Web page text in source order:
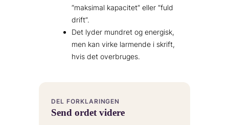
“maksimal kapacitet” eller “fuld
drift”.
Det lyder mundret og energisk,
men kan virke larmende i skrift,
hvis det overbruges.
DEL FORKLARINGEN
Send ordet videre